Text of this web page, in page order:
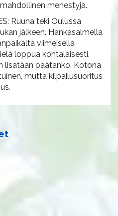
menestyjä.
Ruuna teki Oulussa
jälkeen. Hankasalmella
viimeisellä
loppua kohtalaisesti.
lisätään päätanko. Kotona
mutta kilpailusuoritus